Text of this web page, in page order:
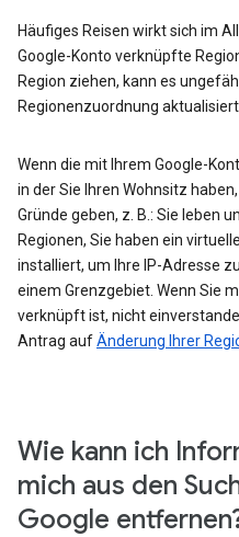
Häufiges Reisen wirkt sich im
Google-Konto verknüpfte
Region ziehen, kann es
Regionenzuordnung aktualisiert
Wenn die mit Ihrem Google-
in der Sie Ihren Wohnsitz
Gründe geben, z. B.: Sie leben
Regionen, Sie haben ein
installiert, um Ihre IP-Adresse
einem Grenzgebiet. Wenn Sie
verknüpft ist, nicht
Antrag aufÄnderung Ihrer
Wie kann ich
mich aus den
Google